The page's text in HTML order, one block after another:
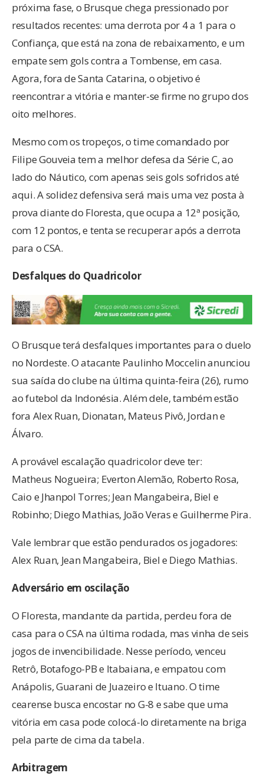
próxima fase, o Brusque chega pressionado por
resultados recentes: uma derrota por 4 a 1 para o
Confiança, que está na zona de rebaixamento, e um
empate sem gols contra a Tombense, em casa.
Agora, fora de Santa Catarina, o objetivo é
reencontrar a vitória e manter-se firme no grupo dos
oito melhores.
Mesmo com os tropeços, o time comandado por
Filipe Gouveia tem a melhor defesa da Série C, ao
lado do Náutico, com apenas seis gols sofridos até
aqui. A solidez defensiva será mais uma vez posta à
prova diante do Floresta, que ocupa a 12ª posição,
com 12 pontos, e tenta se recuperar após a derrota
para o CSA.
Desfalques do Quadricolor
O Brusque terá desfalques importantes para o duelo
no Nordeste. O atacante Paulinho Moccelin anunciou
sua saída do clube na última quinta-feira (26), rumo
ao futebol da Indonésia. Além dele, também estão
fora Alex Ruan, Dionatan, Mateus Pivô, Jordan e
Álvaro.
A provável escalação quadricolor deve ter:
Matheus Nogueira; Everton Alemão, Roberto Rosa,
Caio e Jhanpol Torres; Jean Mangabeira, Biel e
Robinho; Diego Mathias, João Veras e Guilherme Pira.
Vale lembrar que estão pendurados os jogadores:
Alex Ruan, Jean Mangabeira, Biel e Diego Mathias.
Adversário em oscilação
O Floresta, mandante da partida, perdeu fora de
casa para o CSA na última rodada, mas vinha de seis
jogos de invencibilidade. Nesse período, venceu
Retrô, Botafogo-PB e Itabaiana, e empatou com
Anápolis, Guarani de Juazeiro e Ituano. O time
cearense busca encostar no G-8 e sabe que uma
vitória em casa pode colocá-lo diretamente na briga
pela parte de cima da tabela.
Arbitragem